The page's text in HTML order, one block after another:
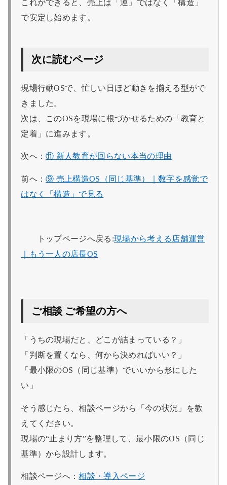
これができると、売上は「運」ではなく「構造」
で安定し始めます。
次に読むページ
現場行動OSで、忙しい日ほど動きを揃える型がで
きました。
次は、このOSを現場に根づかせるための「教育と
定着」に進みます。
次へ：⑪ 新人教育が回らない本当の理由
前へ：⑨ 売上構造OS（同じ基準）｜数字を感覚で
はなく「構造」で見る
トップページへ戻る:現場から考える店舗運営
｜もう一人の店長OS
ご相談 ご希望の方へ
「うちの現場だと、どこが詰まっている？」
「判断を置くなら、何から決めればいい？」
「最小限のOS（同じ基準）でいいから形にした
い」
そう感じたら、相談ページから「今の状況」を教
えてください。
現場の“止まり方”を整理して、最小限のOS（同じ
基準）から設計します。
相談ページへ：相談・導入ページ